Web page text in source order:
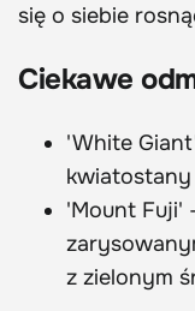
się o siebie
Ciekawe
'White
kwiatostany
'Mount Fuji'
z zielonym